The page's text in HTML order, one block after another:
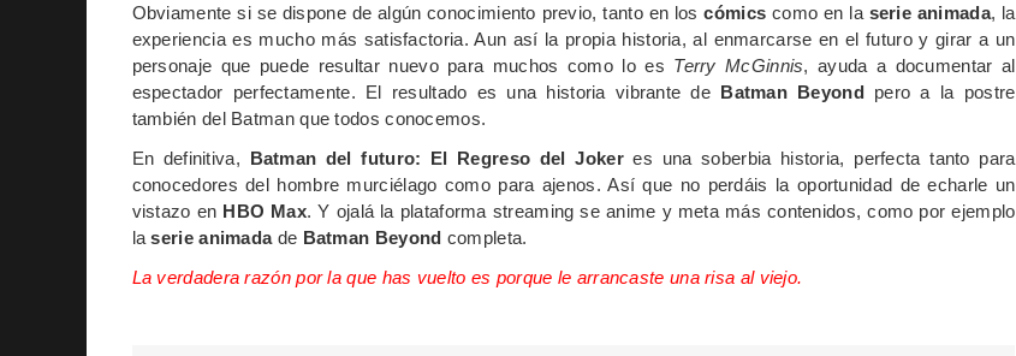
Obviamente si se dispone de algún conocimiento previo, tanto en loscómics como en la serie animada, la
experiencia es mucho más satisfactoria. Aun así la propia historia, al enmarcarse en el futuro y girar a un
personaje que puede resultar nuevo para muchos como lo es Terry McGinnis, ayuda a documentar al
espectador perfectamente. El resultado es una historia vibrante de Batman Beyondpero a la postre
también del Batman que todos conocemos.
En definitiva, Batman del futuro: El Regreso del Jokeres una soberbia historia, perfecta tanto para
conocedores del hombre murciélago como para ajenos. Así que no perdáis la oportunidad de echarle un
vistazo en HBO Max. Y ojalá la plataforma streaming se anime y meta más contenidos, como por ejemplo
laserie animadade Batman Beyond completa.
La verdadera razón por la que has vuelto es porque le arrancaste una risa al viejo.